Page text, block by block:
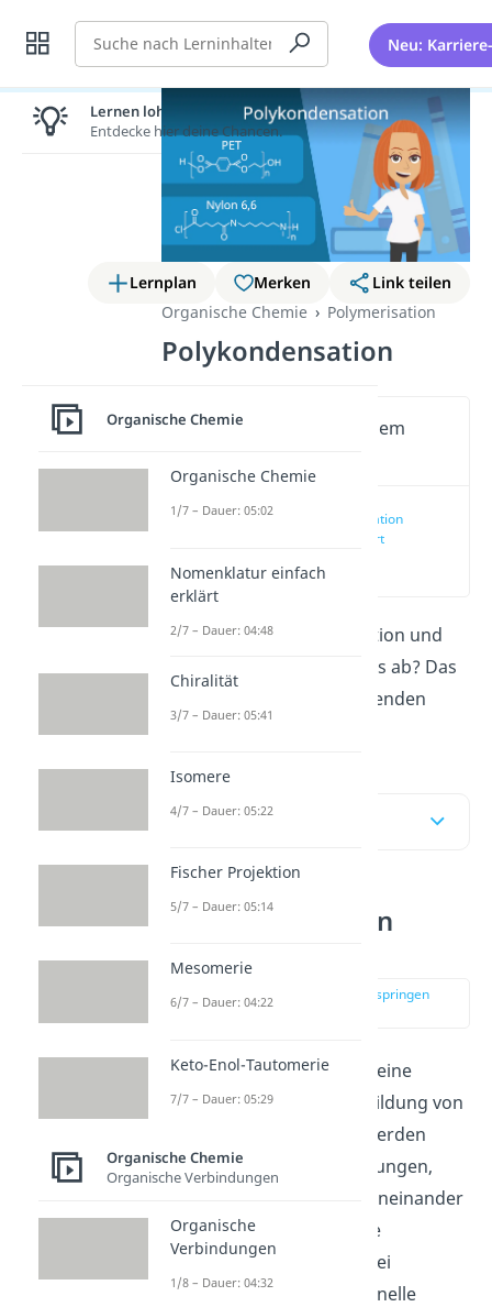
Suche Neu:
Lernplan Merken
Link teilen
Organische Chemie
Polymerisation
Polykondensation
Wichtige Inhalte in diesem
Polykondensation
einfach erklärt
(00:15)
Was ist die Polykondensation und
wie läuft der Mechanismus ab? Das
zeigen wir dir in dem folgenden
Inhaltsübersicht
Polykondensation
zur Stelle im Video springen
(00:15)
DiePolykondensation
ist eine
chemische Reaktion zur Bildung von
Polykondensaten. Dazu werden
kleine chemische Verbindungen,
sogenannte Monomere, aneinander
gebunden. Die Monomere
benötigen mindestens zwei
reaktionsfreudige funktionelle
Lernen lohnt sich!
Entdecke hier deine Chancen.
Organische Chemie
Organische Chemie
1/7 – Dauer: 05:02
Nomenklatur einfach
erklärt
2/7 – Dauer: 04:48
Chiralität
3/7 – Dauer: 05:41
Isomere
4/7 – Dauer: 05:22
Fischer Projektion
5/7 – Dauer: 05:14
Mesomerie
6/7 – Dauer: 04:22
Keto-Enol-Tautomerie
7/7 – Dauer: 05:29
Organische Chemie
Organische Verbindungen
Organische
Verbindungen
1/8 – Dauer: 04:32